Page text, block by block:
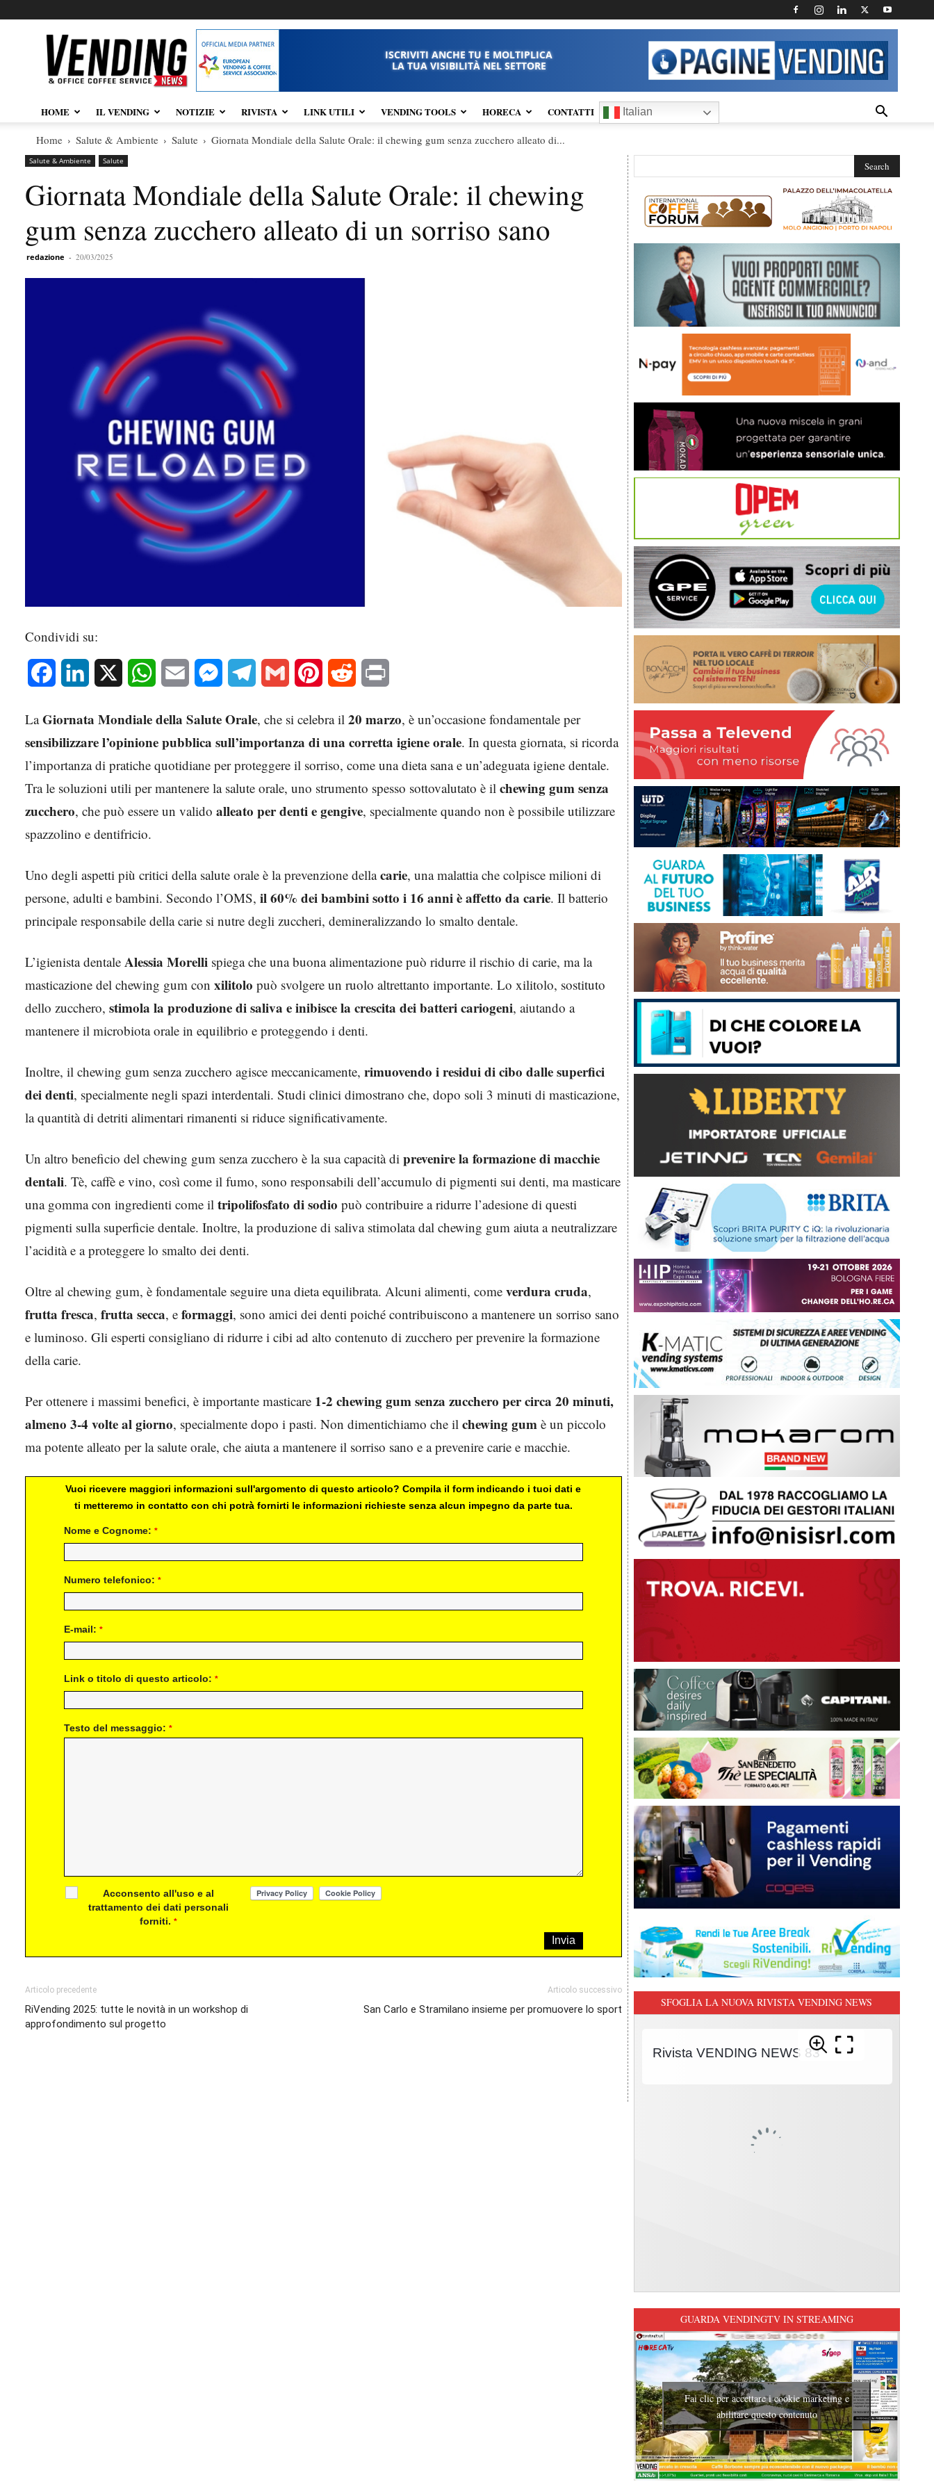
Vendingnews.it
ISCRIVITI ANCHE TU E MOLTIPLICA
LA TUA VISIBILITÀ NEL SETTORE
HOME IL VENDING NOTIZIE RIVISTA LINK UTILI VENDING TOOLS HORECA CONTATTI Italian
Home Salute & Ambiente Salute Giornata Mondiale della Salute Orale: il chewing gum senza zucchero alleato di...
Salute & Ambiente Salute
Giornata Mondiale della Salute Orale: il chewing
gum senza zucchero alleato di un sorriso sano
redazione - 20/03/2025
Condividi su:
Facebook LinkedIn WhatsAppEmail MessengerTelegram Gmail Pinterest Reddit
LaGiornata Mondiale della Salute Orale, che si celebra il 20 marzo, è un’occasione fondamentale per
sensibilizzare l’opinione pubblica sull’importanza di una corretta igiene orale. In questa giornata, si ricorda
l’importanza di pratiche quotidiane per proteggere il sorriso, come una dieta sana e un’adeguata igiene dentale.
Tra le soluzioni utili per mantenere la salute orale, uno strumento spesso sottovalutato è il chewing gum senza
zucchero, che può essere un valido alleato per denti e gengive, specialmente quando non è possibile utilizzare
spazzolino e dentifricio.
Uno degli aspetti più critici della salute orale è la prevenzione dellacarie, una malattia che colpisce milioni di
persone, adulti e bambini. Secondo l’OMS, il 60% dei bambini sotto i 16 anni è affetto da carie. Il batterio
principale responsabile della carie si nutre degli zuccheri, demineralizzando lo smalto dentale.
L’igienista dentale Alessia Morelli spiega che una buona alimentazione può ridurre il rischio di carie, ma la
masticazione del chewing gum con xilitolo può svolgere un ruolo altrettanto importante. Lo xilitolo, sostituto
dello zucchero, stimola la produzione di saliva e inibisce la crescita dei batteri cariogeni, aiutando a
mantenere il microbiota orale in equilibrio e proteggendo i denti.
Inoltre, il chewing gum senza zucchero agisce meccanicamente, rimuovendo i residui di cibo dalle superfici
dei denti, specialmente negli spazi interdentali. Studi clinici dimostrano che, dopo soli 3 minuti di masticazione,
la quantità di detriti alimentari rimanenti si riduce significativamente.
Un altro beneficio del chewing gum senza zucchero è la sua capacità di prevenire la formazione di macchie
dentali. Tè, caffè e vino, così come il fumo, sono responsabili dell’accumulo di pigmenti sui denti, ma masticare
una gomma con ingredienti come il tripolifosfato di sodio può contribuire a ridurre l’adesione di questi
pigmenti sulla superficie dentale. Inoltre, la produzione di saliva stimolata dal chewing gum aiuta a neutralizzare
l’acidità e a proteggere lo smalto dei denti.
Oltre al chewing gum, è fondamentale seguire una dieta equilibrata. Alcuni alimenti, come verdura cruda,
frutta fresca, frutta secca, e formaggi, sono amici dei denti poiché contribuiscono a mantenere un sorriso sano
e luminoso. Gli esperti consigliano di ridurre i cibi ad alto contenuto di zucchero per prevenire la formazione
della carie.
Per ottenere i massimi benefici, è importante masticare 1-2 chewing gum senza zucchero per circa 20 minuti,
almeno 3-4 volte al giorno, specialmente dopo i pasti. Non dimentichiamo che il chewing gum è un piccolo
ma potente alleato per la salute orale, che aiuta a mantenere il sorriso sano e a prevenire carie e macchie.
Vuoi ricevere maggiori informazioni sull'argomento di questo articolo? Compila il form indicando i tuoi dati e
ti metteremo in contatto con chi potrà fornirti le informazioni richieste senza alcun impegno da parte tua.
Nome e Cognome: *
Numero telefonico: *
E-mail: *
Link o titolo di questo articolo: *
Testo del messaggio: *
Acconsento all'uso e al
trattamento dei dati personali
forniti.*
Articolo precedente
RiVending 2025: tutte le novità in un workshop di
approfondimento sul progetto
Articolo successivo
San Carlo e Stramilano insieme per promuovere lo sport
SFOGLIA LA NUOVA RIVISTA VENDING NEWS
GUARDA VENDINGTV IN STREAMING
Fai clic per accettare i cookie marketing e
abilitare questo contenuto